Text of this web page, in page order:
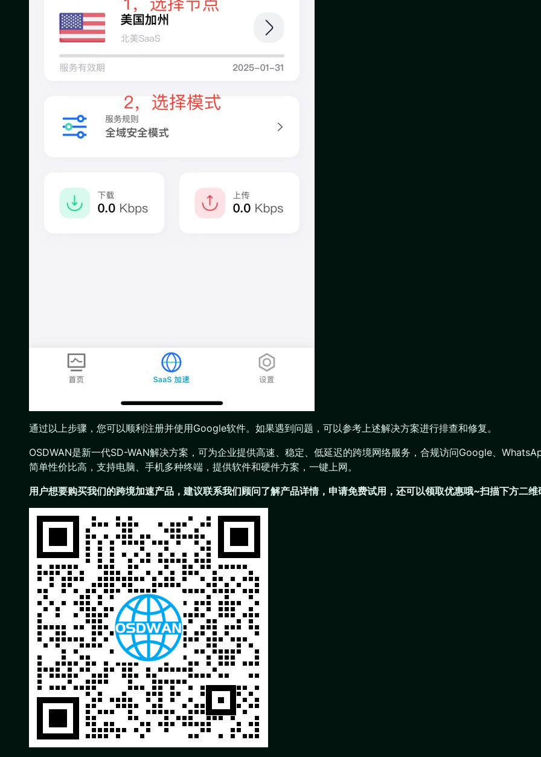
通过以上步骤，您可以顺利注册并使用Google软件。如果遇到问题，可以参考上述解决方案进行排查和修复。
OSDWAN是新一代SD-WAN解决方案，可为企业提供高速、稳定、低延迟的跨境网络服务，合规访问Google、
简单性价比高，支持电脑、手机多种终端，提供软件和硬件方案，一键上网。
用户想要购买我们的跨境加速产品 ，建议联系我们顾问了解产品详情，申请免费试用，还可以领取优惠哦~扫描下方二